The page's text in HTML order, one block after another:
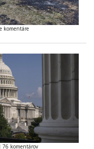
komentáre
76 komentárov